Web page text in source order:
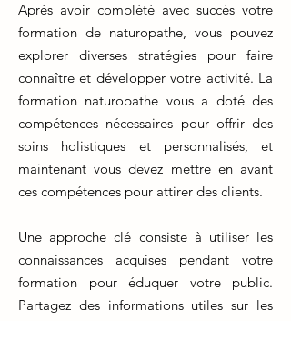
Après avoir complété avec succès votre
formation de naturopathe, vous pouvez
explorer diverses stratégies pour faire
connaître et développer votre activité. La
formation naturopathe vous a doté des
compétences nécessaires pour offrir des
soins holistiques et personnalisés, et
maintenant vous devez mettre en avant
ces compétences pour attirer des clients.
Une approche clé consiste à utiliser les
connaissances acquises pendant votre
formation pour éduquer votre public.
Partagez des informations utiles sur les